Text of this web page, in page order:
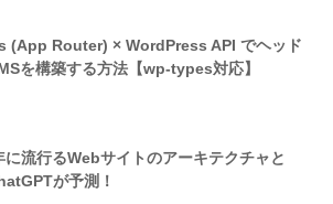
(App Router) × WordPress API でヘッド
を構築する方法【wp-types対応】
に流行るWebサイトのアーキテクチャと
が予測！